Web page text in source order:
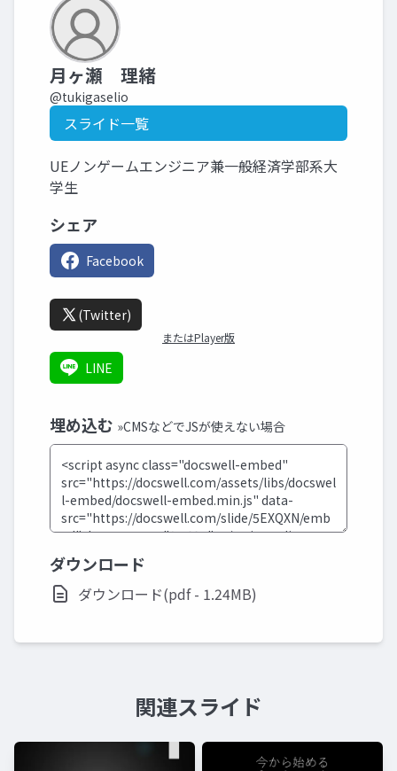
月ヶ瀬 理緒
@tukigaselio
スライド一覧
UEノンゲームエンジニア兼一般経済学部系大
学生
シェア
Facebook
(Twitter)
またはPlayer版
LINE
埋め込む »CMSなどでJSが使えない場合
ダウンロード
ダウンロード(pdf - 1.24MB)
関連スライド